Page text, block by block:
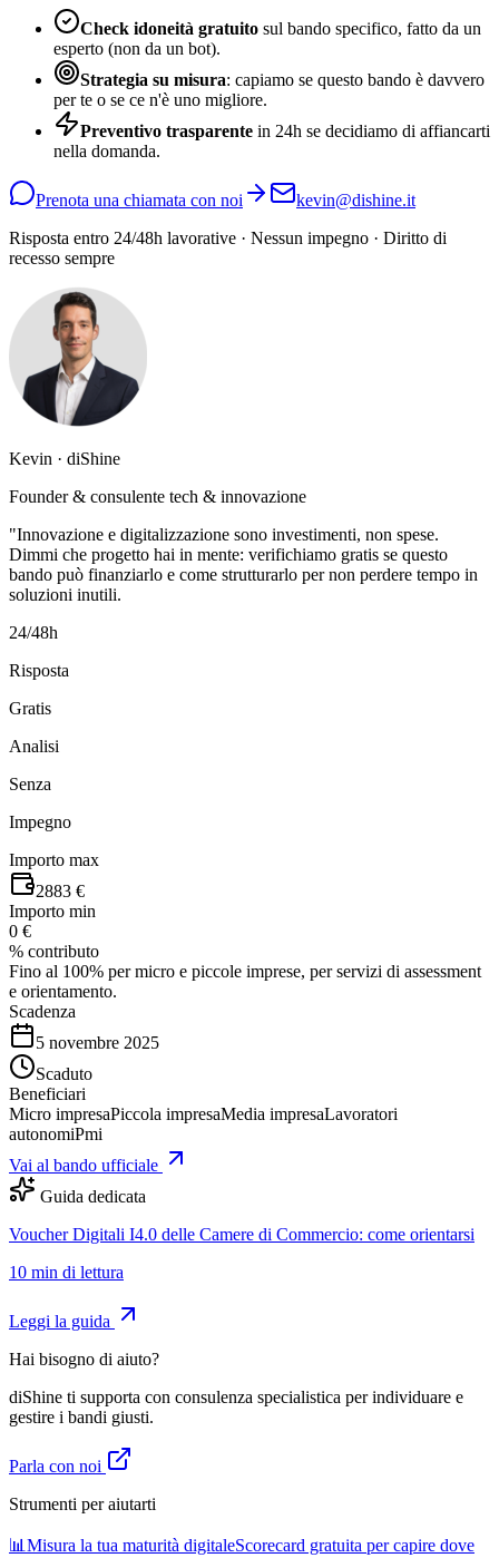
Check idoneità gratuito sul bando specifico, fatto da un
esperto (non da un bot).
Strategia su misura: capiamo se questo bando è davvero
per te o se ce n'è uno migliore.
Preventivo trasparente in 24h se decidiamo di affiancarti
nella domanda.
Prenota una chiamata con noi
kevin@dishine.it
Risposta entro 24/48h lavorative · Nessun impegno · Diritto di
recesso sempre
Kevin · diShine
Founder & consulente tech & innovazione
"Innovazione e digitalizzazione sono investimenti, non spese.
Dimmi che progetto hai in mente: verifichiamo gratis se questo
bando può finanziarlo e come strutturarlo per non perdere tempo in
soluzioni inutili.
24/48h
Risposta
Gratis
Analisi
Senza
Impegno
Importo max
2883 €
Importo min
0 €
% contributo
Fino al 100% per micro e piccole imprese, per servizi di assessment
e orientamento.
Scadenza
5 novembre 2025
Scaduto
Beneficiari
Micro impresaPiccola impresaMedia impresaLavoratori
autonomiPmi
Vai al bando ufficiale
Guida dedicata
Voucher Digitali I4.0 delle Camere di Commercio: come orientarsi
10 min di lettura
Leggi la guida
Hai bisogno di aiuto?
diShine ti supporta con consulenza specialistica per individuare e
gestire i bandi giusti.
Parla con noi
Strumenti per aiutarti
📊 Misura la tua maturità digitaleScorecard gratuita per capire dove